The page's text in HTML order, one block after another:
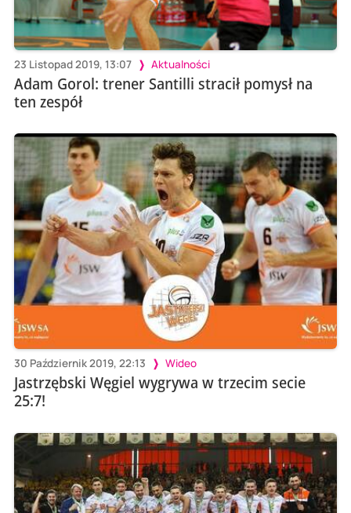
23 Listopad 2019, 13:07 Aktualności
Adam Gorol: trener Santilli stracił pomysł na
ten zespół
30 Październik 2019, 22:13 Wideo
Jastrzębski Węgiel wygrywa w trzecim secie
25:7!